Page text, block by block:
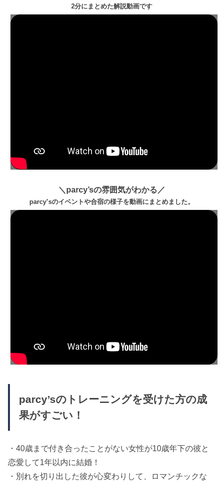
2分にまとめた解説動画です
＼parcy’sの雰囲気がわかる／
parcy’sのイベントや合宿の様子を動画にまとめました。
parcy’sのトレーニングを受けた方の成
果がすごい！
・40歳まで付き合ったことがない女性が10歳年下の彼と
恋愛して1年以内に結婚！
・別れを切り出した彼が心変わりして、ロマンチックな